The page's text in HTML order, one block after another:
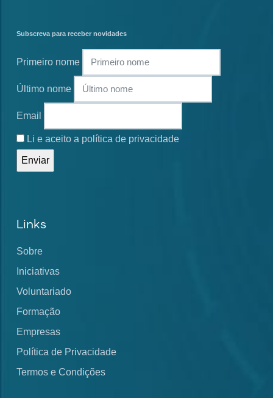
Subscreva para receber novidades
Primeiro nome
Último nome
Email
Li e aceito a política de privacidade
Links
Sobre
Iniciativas
Voluntariado
Formação
Empresas
Política de Privacidade
Termos e Condições